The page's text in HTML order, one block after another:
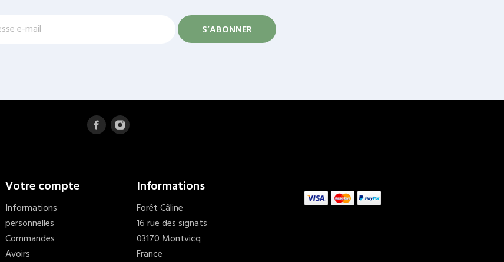
Votre compte
Informations
personnelles
Commandes
Avoirs
Informations
Forêt Câline
16 rue des signats
03170 Montvicq
France